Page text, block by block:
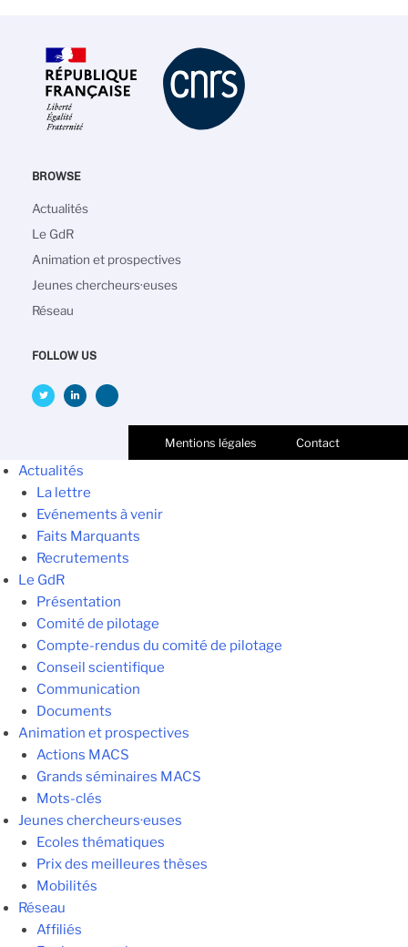
BROWSE
Navigation
principale
Actualités
Le GdR
Animation et prospectives
Jeunes chercheurs·euses
Réseau
FOLLOW US
Mentions légales Contact
Actualités
La lettre
Evénements à venir
Faits Marquants
Recrutements
Le GdR
Présentation
Comité de pilotage
Compte-rendus du comité de pilotage
Conseil scientifique
Communication
Documents
Animation et prospectives
Actions MACS
Grands séminaires MACS
Mots-clés
Jeunes chercheurs·euses
Ecoles thématiques
Prix des meilleures thèses
Mobilités
Réseau
Affiliés